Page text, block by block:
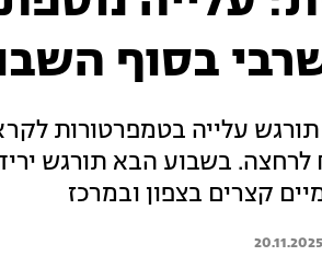
בסוף
עלייה בטמפרטורות
לרחצה. בשבוע הבא תורגש
קצרים בצפון ובמרכז
20.11.2025